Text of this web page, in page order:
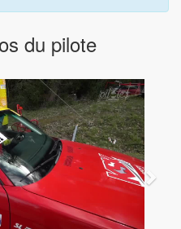
du pilote